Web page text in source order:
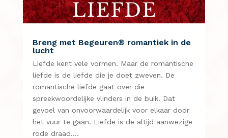
Breng met Begeuren® romantiek in de
lucht
Liefde kent vele vormen. Maar de romantische
liefde is de liefde die je doet zweven. De
romantische liefde gaat over die
spreekwoordelijke vlinders in de buik. Dat
gevoel van onvoorwaardelijk voor elkaar door
het vuur te gaan. Liefde is de altijd aanwezige
rode draad….